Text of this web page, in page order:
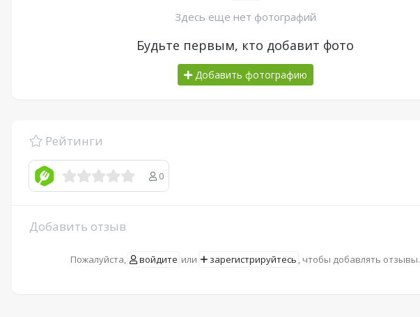
Здесь еще нет фотографий
Будьте первым, кто добавит фото
Добавить фотографию
Рейтинги
0
Добавить отзыв
Пожалуйста, войдите или зарегистрируйтесь , чтобы добавлять отзывы.